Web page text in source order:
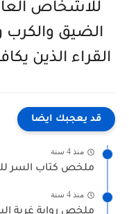
للاشخاص
الضيق والكرب
القراء الذين
قد يعجبك ايضا
منذ 4 سنة
ملخص كتاب السر
منذ 4 سنة